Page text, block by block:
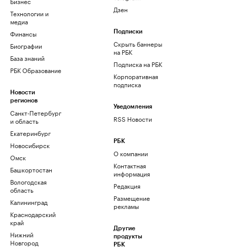
Технологии и
медиа
Финансы
Биографии
База знаний
РБК Образование
Новости
регионов
Санкт-Петербург
и область
Екатеринбург
Новосибирск
Омск
Башкортостан
Вологодская
область
Калининград
Краснодарский
край
Нижний
Новгород
Дзен
Подписки
Скрыть баннеры
на РБК
Подписка на РБК
Корпоративная
подписка
Уведомления
RSS Новости
РБК
О компании
Контактная
информация
Редакция
Размещение
рекламы
Другие
продукты
РБК